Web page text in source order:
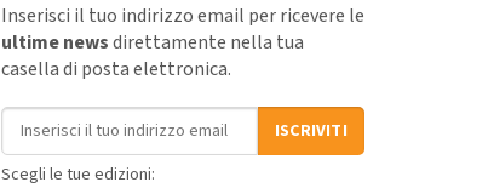
Inserisci il tuo indirizzo email per ricevere le
ultime newsdirettamente nella tua
casella di posta elettronica.
Indirizzo email
ISCRIVITI
Scegli le tue edizioni: